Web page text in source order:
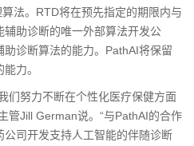
法。RTD将在预先指定的期限内与
助诊断的唯一外部算法开发公
诊断算法的能力。PathAI将保留
力。
们努力不断在个性化医疗保健方面
管Jill German说。“与PathAI的合作
司开发支持人工智能的伴随诊断